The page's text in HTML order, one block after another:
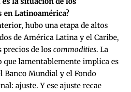
en Latinoamérica?
hubo una etapa de altos
de América Latina y el Caribe,
precios de los commodities. La
que lamentablemente implica es
Banco Mundial y el Fondo
ajuste. Y ese ajuste recae